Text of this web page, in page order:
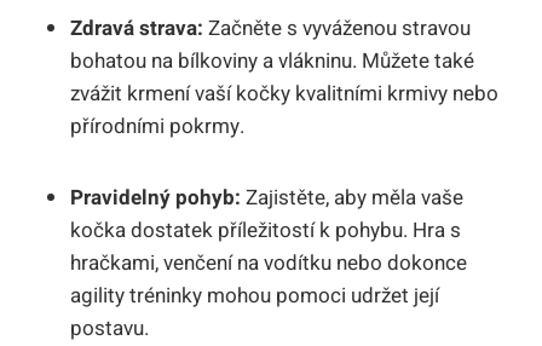
Zdravá strava: Začněte s vyváženou stravou
bohatou na bílkoviny a vlákninu. Můžete také
zvážit krmení vaší kočky kvalitními krmivy nebo
přírodními pokrmy.
Pravidelný pohyb: Zajistěte, aby měla vaše
kočka dostatek příležitostí k pohybu. Hra s
hračkami, venčení na vodítku nebo dokonce
agility tréninky mohou pomoci udržet její
postavu.